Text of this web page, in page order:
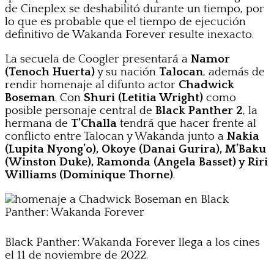
de Cineplex se deshabilitó durante un tiempo, por
lo que es probable que el tiempo de ejecución
definitivo de Wakanda Forever resulte inexacto.
La secuela de Coogler presentará a Namor
(Tenoch Huerta)y su nación Talocan, además de
rendir homenaje al difunto actor Chadwick
Boseman. Con Shuri (Letitia Wright) como
posible personaje central de Black Panther 2, la
hermana de T’Challa tendrá que hacer frente al
conflicto entre Talocan y Wakanda junto a Nakia
(Lupita Nyong’o), Okoye (Danai Gurira), M’Baku
(Winston Duke), Ramonda (Angela Basset) y Riri
Williams (Dominique Thorne).
Black Panther: Wakanda Forever llega a los cines
el 11 de noviembre de 2022.